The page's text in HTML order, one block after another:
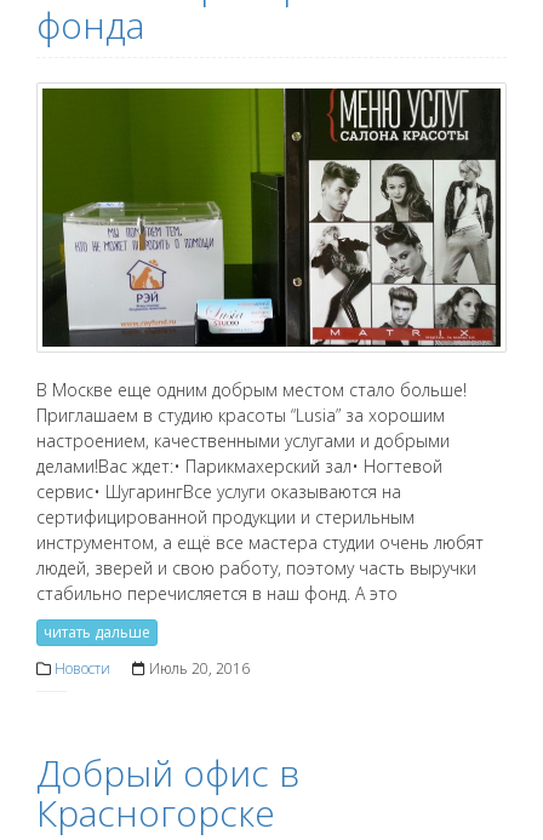
фонда
В Москве еще одним добрым местом стало больше!
Приглашаем в студию красоты “Lusia” за хорошим
настроением, качественными услугами и добрыми
делами!Вас ждет:• Парикмахерский зал• Ногтевой
сервис• ШугарингВсе услуги оказываются на
сертифицированной продукции и стерильным
инструментом, а ещё все мастера студии очень любят
людей, зверей и свою работу, поэтому часть выручки
стабильно перечисляется в наш фонд. А это
читать дальше
Новости
Июль 20, 2016
Добрый офис в
Красногорске